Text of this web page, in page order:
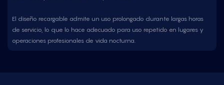
El diseño recargable admite un uso prolongado durante largas horas
de servicio, lo que lo hace adecuado para uso repetido en lugares y
operaciones profesionales de vida nocturna.